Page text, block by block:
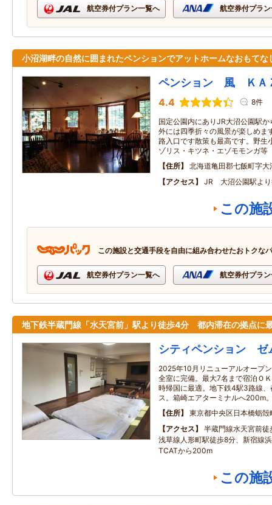
航空券付プラン一覧へ 航空券付プラ
小沼湖畔の自然に囲まれたペンションでアットホームなおもてな
ペンション 風 ＫＡ
4.4 8件
国定公園内にありJR大沼公園駅
外には四季折々の風景が楽しめま
路入口です散策も最高です。野生
ゾリス・キツネ・エゾモモンガ等
住所
北海道亀田郡七飯町字大
アクセス
JR 大沼公園駅より
この施
この施設と交通手段を自由に組み合わせたおトクな
航空券付プラン一覧へ 航空券付プラ
地下鉄半蔵門線「水天宮前」駅より徒歩4分 都内滞在の拠点に
シティペンション ゼ
2025年10月リニューアルオープ
全室に完備。最大7名まで宿泊Ｏ
時帰国に最適。地下鉄4駅3路線
ス。箱崎エアターミナルへ200m
住所
東京都中央区日本橋蛎
アクセス
半蔵門線水天宮前
浅草線人形町駅徒歩8分、新宿線
TCATから200m
この施